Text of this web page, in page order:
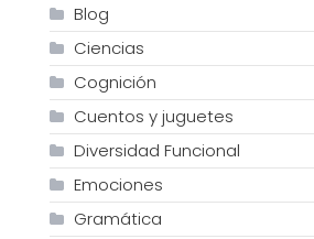
Blog
Ciencias
Cognición
Cuentos y juguetes
Diversidad Funcional
Emociones
Gramática